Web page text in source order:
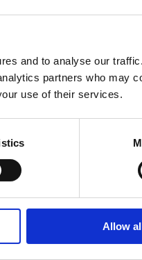
and to analyse our
partners who may
use of their services.
Allow